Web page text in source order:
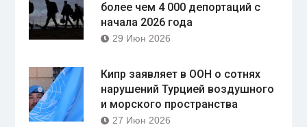
более чем 4 000 депортаций с
начала 2026 года
29 Июн 2026
Кипр заявляет в ООН о сотнях
нарушений Турцией воздушного
и морского пространства
27 Июн 2026